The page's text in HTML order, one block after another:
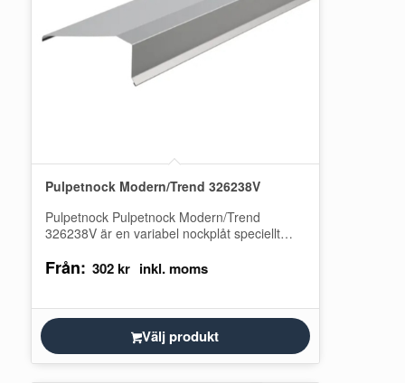
Pulpetnock Modern/Trend 326238V
Pulpetnock Pulpetnock Modern/Trend
326238V är en variabel nockplåt speciellt
och Plannja Trend. Den ger…
Från: 302kr
Välj produkt